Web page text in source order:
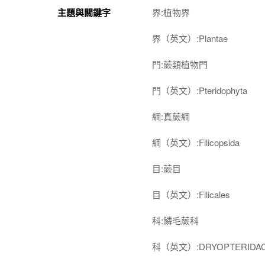
主題與關鍵字 界:植物界
界（英文）:Plantae
門:蕨類植物門
門（英文）:Pteridophyta
綱:真蕨綱
綱（英文）:Filicopsida
目:蕨目
目（英文）:Filicales
科:鱗毛蕨科
科（英文）